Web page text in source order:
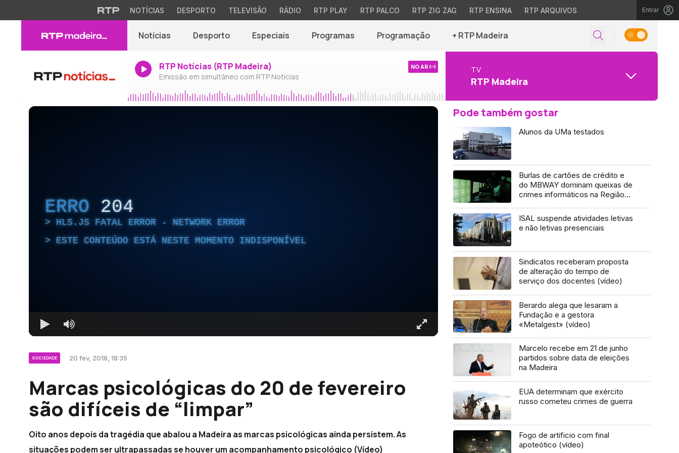
NOTÍCIAS DESPORTO TELEVISÃO RÁDIO RTP PLAY RTP PALCO RTP ZIG ZAG RTP ENSINA RTP ARQUIVOS Entrar
Notícias Desporto Especiais Programas Programação + RTP Madeira
RTP Notícias (RTP Madeira)
Emissão em simultâneo com RTP Notícias
NO AR TV
RTP Madeira
ERRO 204
HLS.JS FATAL ERROR - NETWORK ERROR
ESTE CONTEÚDO ESTÁ NESTE MOMENTO INDISPONÍVEL
SOCIEDADE 20 fev, 2018, 18:35
Marcas psicológicas do 20 de fevereiro
são difíceis de “limpar”
Oito anos depois da tragédia que abalou a Madeira as marcas psicológicas ainda persistem. As
situações podem ser ultrapassadas se houver um acompanhamento psicológico (Vídeo)
Pode também gostar
Alunos da UMa testados
Burlas de cartões de crédito e
do MBWAY dominam queixas de
crimes informáticos na Região
ISAL suspende atividades letivas
e não letivas presenciais
Sindicatos receberam proposta
de alteração do tempo de
serviço dos docentes (vídeo)
Berardo alega que lesaram a
Fundação e a gestora
«Metalgest» (vídeo)
Marcelo recebe em 21 de junho
partidos sobre data de eleições
na Madeira
EUA determinam que exército
russo cometeu crimes de guerra
Fogo de artificio com final
apoteótico (vídeo)